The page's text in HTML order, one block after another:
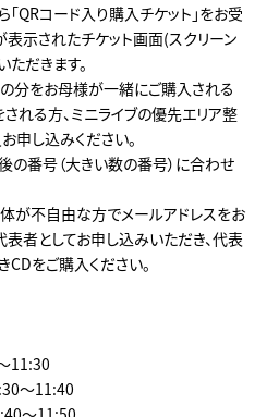
QRコード入り購入チケット」をお受
表示されたチケット画面(スクリーン
だきます。
分をお母様が一緒にご購入される
れる方、ミニライブの優先エリア整
申し込みください。
の番号（大きい数の番号）に合わせ
が不自由な方でメールアドレスをお
者としてお申し込みいただき、代表
をご購入ください。
11:30
～11:40